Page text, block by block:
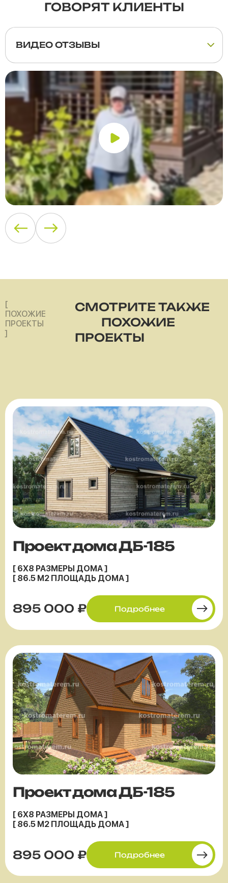
ГОВОРЯТ КЛИЕНТЫ
[
ПОХОЖИЕ
ПРОЕКТЫ
]
СМОТРИТЕ ТАКЖЕ
ПОХОЖИЕ
ПРОЕКТЫ
Проект дома ДБ-185
[ 6X8 РАЗМЕРЫ ДОМА ]
[ 86.5 М2 ПЛОЩАДЬ ДОМА ]
895 000 ₽ Подробнее
Проект дома ДБ-185
[ 6X8 РАЗМЕРЫ ДОМА ]
[ 86.5 М2 ПЛОЩАДЬ ДОМА ]
895 000 ₽ Подробнее